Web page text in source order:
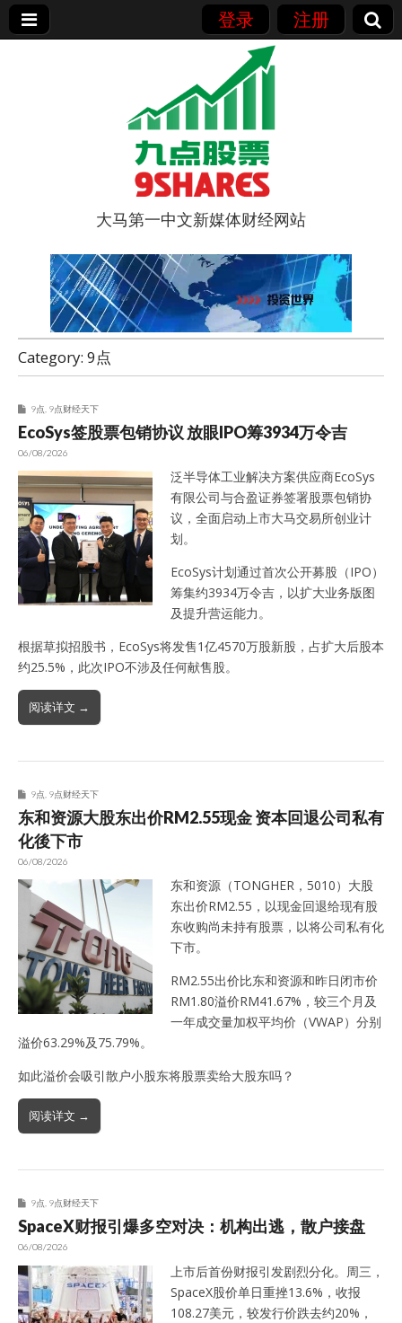
登录 注册
9点股票
大马第一中文新媒体财经网站
Category: 9点
9点 9点财经天下
EcoSys签股票包销协议 放眼IPO筹3934万令吉
06/08/2026
泛半导体工业解决方案供应商EcoSys
有限公司与合盈证券签署股票包销协
议，全面启动上市大马交易所创业计
划。
EcoSys计划通过首次公开募股（IPO）
筹集约3934万令吉，以扩大业务版图
及提升营运能力。
根据草拟招股书，EcoSys将发售1亿4570万股新股，占扩大后股本
约25.5%，此次IPO不涉及任何献售股。
阅读详文 →
9点 9点财经天下
东和资源大股东出价RM2.55现金 资本回退公司私有
化後下市
06/08/2026
东和资源（TONGHER，5010）大股
东出价RM2.55，以现金回退给现有股
东收购尚未持有股票，以将公司私有化
下市。
RM2.55出价比东和资源和昨日闭市价
RM1.80溢价RM41.67%，较三个月及
一年成交量加权平均价（VWAP）分别
溢价63.29%及75.79%。
如此溢价会吸引散户小股东将股票卖给大股东吗？
阅读详文 →
9点 9点财经天下
SpaceX财报引爆多空对决：机构出逃，散户接盘
06/08/2026
上市后首份财报引发剧烈分化。周三，
SpaceX股价单日重挫13.6%，收报
108.27美元，较发行价跌去约20%，